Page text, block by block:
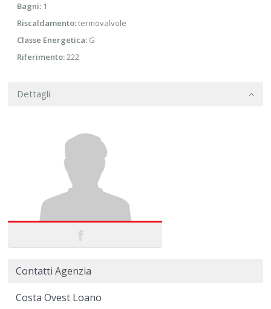
Bagni: 1
Riscaldamento:termovalvole
Classe Energetica: G
Riferimento:222
Dettagli
Contatti Agenzia
Costa Ovest Loano